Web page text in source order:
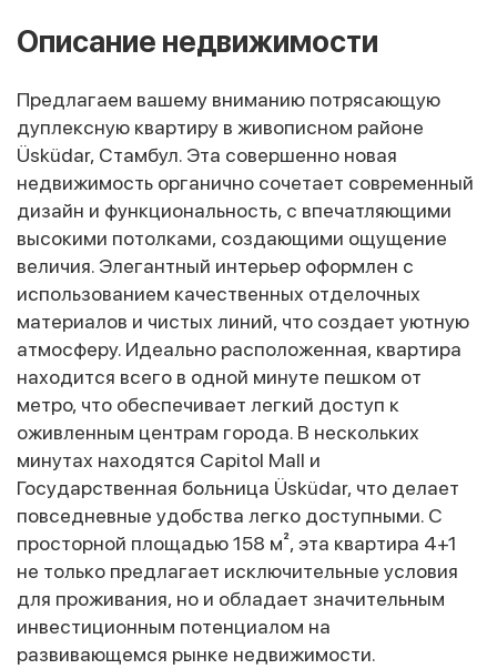
Описание недвижимости
Предлагаем вашему вниманию потрясающую
дуплексную квартиру в живописном районе
Üsküdar, Стамбул. Эта совершенно новая
недвижимость органично сочетает современный
дизайн и функциональность, с впечатляющими
высокими потолками, создающими ощущение
величия. Элегантный интерьер оформлен с
использованием качественных отделочных
материалов и чистых линий, что создает уютную
атмосферу. Идеально расположенная, квартира
находится всего в одной минуте пешком от
метро, что обеспечивает легкий доступ к
оживленным центрам города. В нескольких
минутах находятся Capitol Mall и
Государственная больница Üsküdar, что делает
повседневные удобства легко доступными. С
просторной площадью 158 м², эта квартира 4+1
не только предлагает исключительные условия
для проживания, но и обладает значительным
инвестиционным потенциалом на
развивающемся рынке недвижимости.